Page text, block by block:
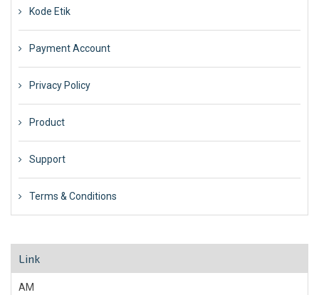
Kode Etik
Payment Account
Privacy Policy
Product
Support
Terms & Conditions
Link
AM